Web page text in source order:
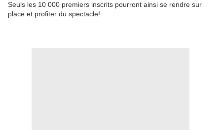
Seuls les 10 000 premiers inscrits pourront ainsi se rendre sur
place et profiter du spectacle!